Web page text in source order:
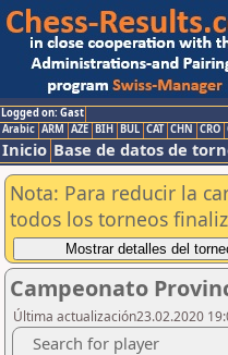
Logged on: Gast
Arabic ARM AZE BIH BUL CAT CHN CRO
Inicio Base de datos de
Nota: Para reducir la
todos los torneos
Campeonato
Última actualización23.02.2020
Search for player